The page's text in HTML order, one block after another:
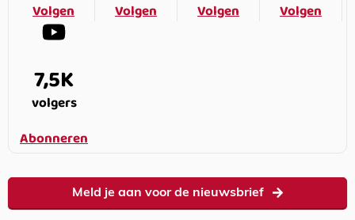
Volgen
Volgen
Volgen
Volgen
7,5K
volgers
Abonneren
Meld je aan voor de nieuwsbrief